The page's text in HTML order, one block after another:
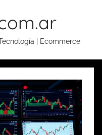
| Ecommerce